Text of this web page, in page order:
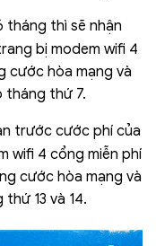
thì sẽ nhận
bị modem wifi 4
cước hòa mạng và
tháng thứ 7.
trước cước phí của
wifi 4 cổng miễn phí
cước hòa mạng và
13 và 14.